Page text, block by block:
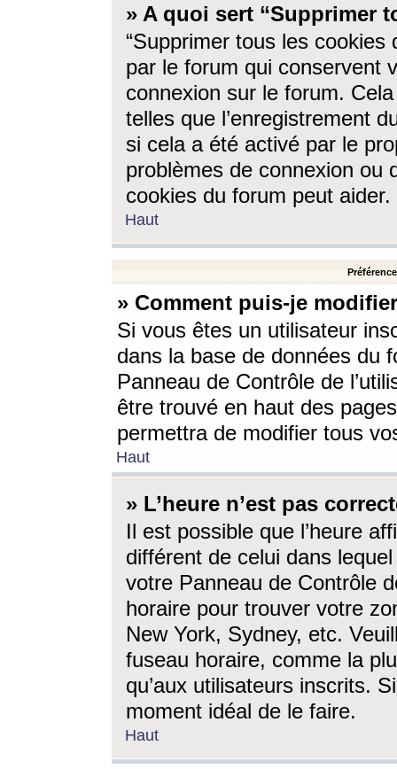
» A quoi sert “Supprimer
“Supprimer tous les cookies
par le forum qui conservent
connexion sur le forum.
telles que l’enregistrement
si cela a été activé par le
problèmes de connexion ou
cookies du forum peut aider.
Haut
» Comment puis-je
Si vous êtes un utilisateur
dans la base de données du
Panneau de Contrôle de
être trouvé en haut des
permettra de modifier tous
Haut
» L’heure n’est pas
Il est possible que l’heure
différent de celui dans
votre Panneau de Contrôle
horaire pour trouver votre
New York, Sydney, etc.
fuseau horaire, comme la
qu’aux utilisateurs inscrits.
moment idéal de le faire.
Haut